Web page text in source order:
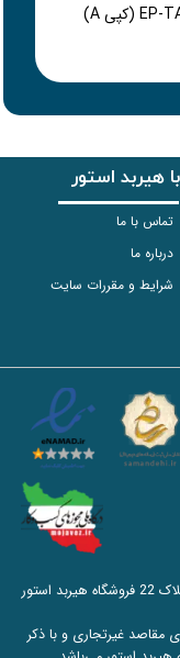
با هیربد استور
تماس با ما
درباره ما
شرایط و مقررات سایت
آدرس: اصفهان، سپاهان شهر، بلوار غدیر، پاساژ مروارید، پلاک 22 فروشگاه هیربد استور
مقاصد غیرتجاری و با ذکر